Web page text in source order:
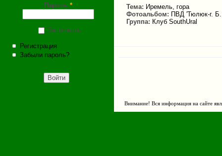
Пароль *
Запомнить
Регистрация
Забыли пароль?
Тема: Иремель, гора
Фотоальбом: ПВД 'Тюлюк-г.
Группа: Клуб SouthUral
Внимание! Вся информация на сайте